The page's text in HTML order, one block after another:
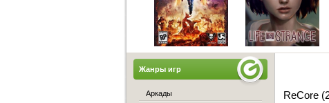
ReCore
Жанры игр
Аркады